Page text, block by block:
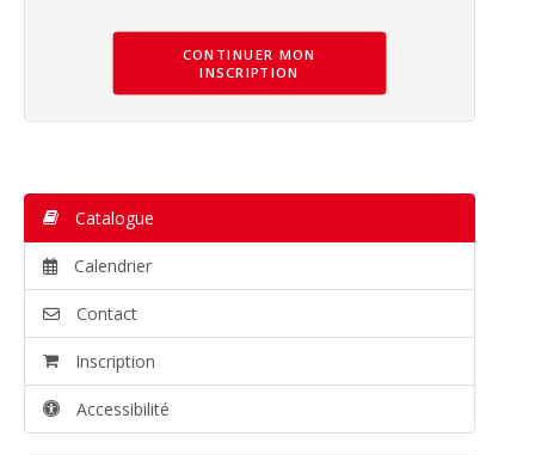
CONTINUER MON
INSCRIPTION
Catalogue
Calendrier
Contact
Inscription
Accessibilité